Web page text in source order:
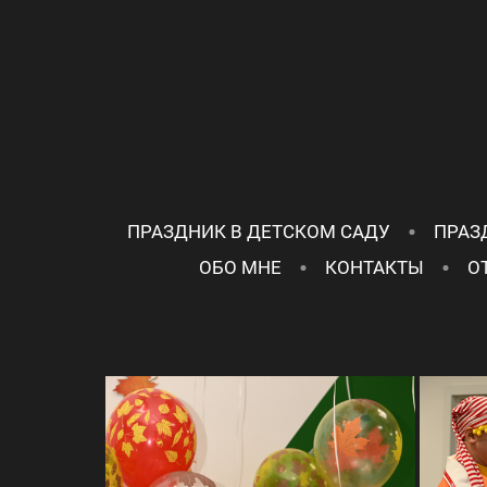
ПРАЗДНИК В ДЕТСКОМ САДУ
ОБО МНЕ
КОНТАКТЫ